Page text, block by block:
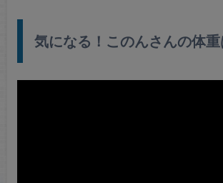
気になる！このんさんの体重